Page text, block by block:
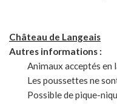
Château de Langeais
Autres informations :
Animaux acceptés en
Les poussettes ne
Possible de pique-